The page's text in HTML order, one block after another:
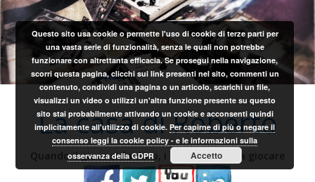
Salta
al
contenuto
La casa di Roberto
Quando il gioco si fa duro, i sardi iniziano a giocare
Questo sito usa cookie o permette l'uso di cookie di terze parti per
una vasta serie di funzionalità, senza le quali non potrebbe
funzionare con altrettanta efficacia. Se prosegui nella navigazione,
scorri questa pagina, clicchi sui link presenti nel sito, commenti un
contenuto, condividi una pagina o un articolo, scarichi un file,
visualizzi un video o utilizzi un'altra funzione presente su questo
sito stai probabilmente attivando un cookie e acconsenti quindi
implicitamente all'utilizzo di cookie.Per capirne di più o negare il
consenso leggi la cookie policy - e le informazioni sulla
osservanza della GDPR
Accetto